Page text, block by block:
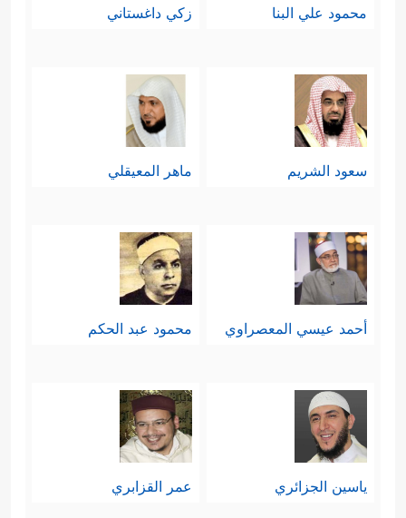
محمود علي البنا زكي داغستاني
سعود الشريم ماهر المعيقلي
أحمد عيسي المعصراوي محمود عبد الحكم
ياسين الجزائري عمر القزابري